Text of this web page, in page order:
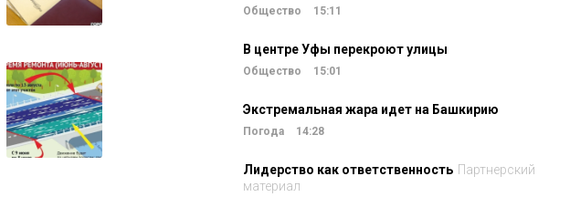
Общество 15:11
В центре Уфы перекроют улицы
Общество 15:01
Экстремальная жара идет на Башкирию
Погода 14:28
Лидерство как ответственность Партнерский
материал